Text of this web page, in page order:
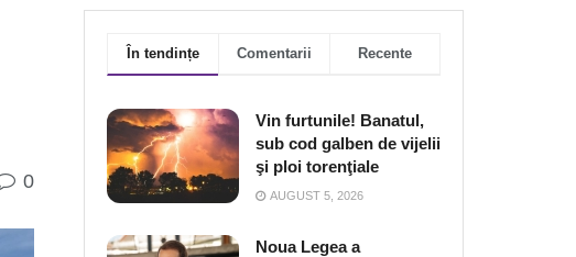
0
În tendințe Comentarii Recente
Vin furtunile! Banatul,
sub cod galben de vijelii
şi ploi torenţiale
AUGUST 5, 2026
Noua Legea a